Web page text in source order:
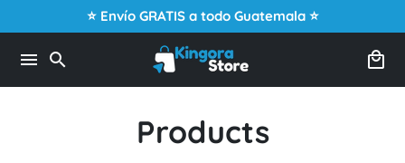
to
⭐ Envío GRATIS a todo Guatemala ⭐
menu search local_mall
Products